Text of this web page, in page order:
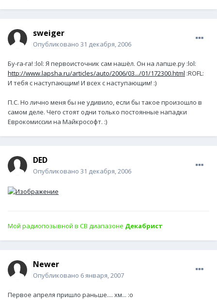
sweiger
Опубликовано 31 декабря, 2006
Бу-га-га! :lol: Я первоисточник сам нашёл. Он на лапше.ру :lol:
http://www.lapsha.ru/articles/auto/2006/03.../01/172300.html :ROFL:
И тебя с наступающим! И всех с наступающим! :)
П.С. Но лично меня бы не удивило, если бы такое произошло в
самом деле. Чего стоят одни только постоянные нападки
Еврокомиссии на Майкрософт. :)
DED
Опубликовано 31 декабря, 2006
Мой радиопозывной в СВ диапазоне Декабрист
Newer
Опубликовано 6 января, 2007
Первое апреля пришло раньше.... хм... :o